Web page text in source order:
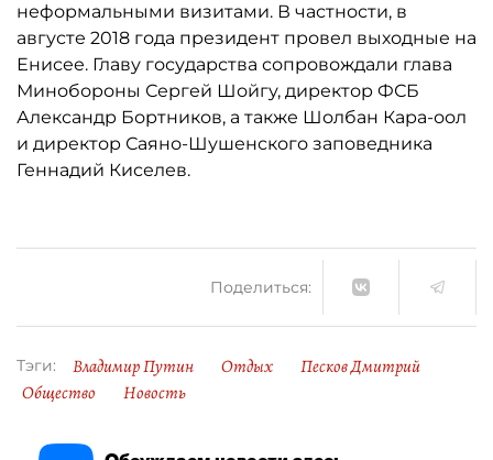
неформальными визитами. В частности, в
августе 2018 года президент провел выходные на
Енисее. Главу государства сопровождали глава
Минобороны Сергей Шойгу, директор ФСБ
Александр Бортников, а также Шолбан Кара-оол
и директор Саяно-Шушенского заповедника
Геннадий Киселев.
Поделиться:
Тэги: Владимир Путин Отдых
Песков Дмитрий
Общество
Новость